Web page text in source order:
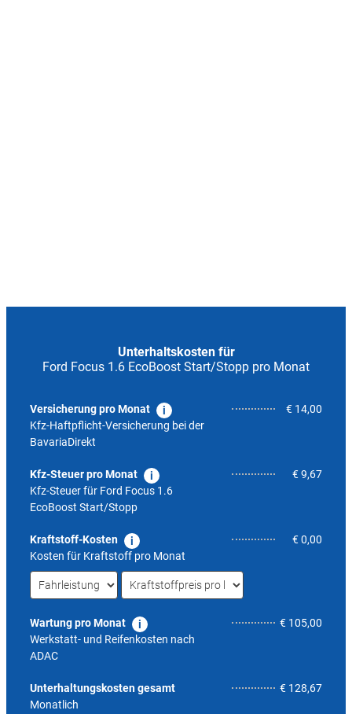
Unterhaltskosten für
Ford Focus 1.6 EcoBoost Start/Stopp pro Monat
Versicherung pro Monat
Kfz-Haftpflicht-Versicherung bei der
BavariaDirekt
€ 14,00
Kfz-Steuer pro Monat
Kfz-Steuer für Ford Focus 1.6
EcoBoost Start/Stopp
€ 9,67
Kraftstoff-Kosten
Kosten für Kraftstoff pro Monat
€ 0,00
Wartung pro Monat
Werkstatt- und Reifenkosten nach
ADAC
€ 105,00
Unterhaltungskosten gesamt
Monatlich
€ 128,675,9